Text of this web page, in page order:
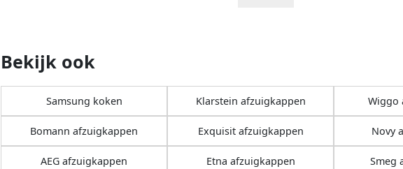
Bekijk ook
Samsung koken Klarstein afzuigkappen Wiggo
Bomann afzuigkappen Exquisit afzuigkappen Novy
AEG afzuigkappen Etna afzuigkappen Smeg